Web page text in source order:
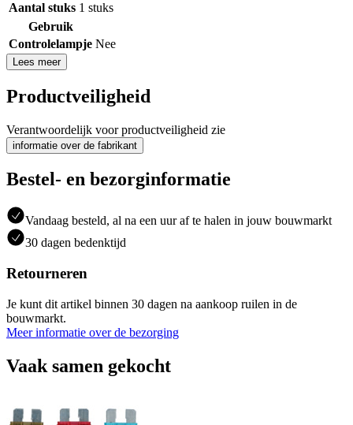
Aantal stuks 1 stuks
Gebruik
Controlelampje Nee
Lees meer
Productveiligheid
Verantwoordelijk voor productveiligheid zie
informatie over de fabrikant
Bestel- en bezorginformatie
Vandaag besteld, al na een uur af te halen in jouw bouwmarkt
30 dagen bedenktijd
Retourneren
Je kunt dit artikel binnen 30 dagen na aankoop ruilen in de
bouwmarkt.
Meer informatie over de bezorging
Vaak samen gekocht